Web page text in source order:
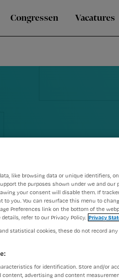
Congressen Vacatures
hart en
like browsing data or unique identifiers,
the purposes shown under we and our
your consent will disable them. If
to you. You can resurface this menu to
Preferences link on the bottom of the
refer to our Privacy Policy. Privacy
statistical cookies, these do not record
for identification. Store and/or
advertising and content